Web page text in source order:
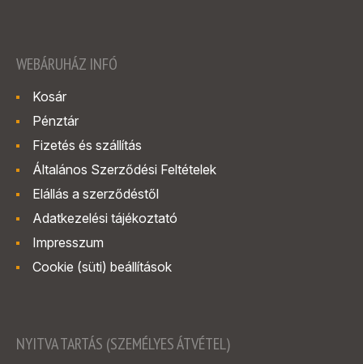
WEBÁRUHÁZ INFÓ
Kosár
Pénztár
Fizetés és szállítás
Általános Szerződési Feltételek
Elállás a szerződéstől
Adatkezelési tájékoztató
Impresszum
Cookie (süti) beállítások
NYITVA TARTÁS (SZEMÉLYES ÁTVÉTEL)